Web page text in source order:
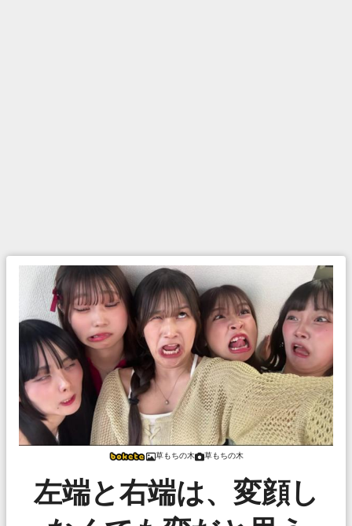
草もちの木 草もちの木
左端と右端は、変顔し